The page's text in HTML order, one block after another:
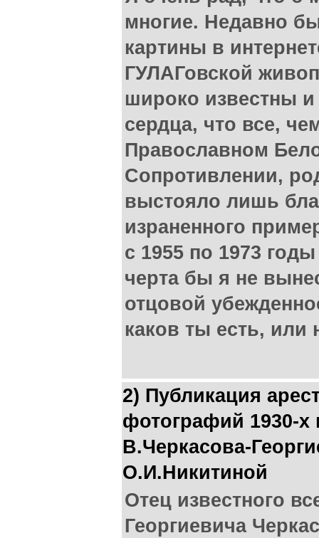
многие. Недавно
картины в
ГУЛАГовской
широко известны и
сердца, что все,
Православном
Сопротивлении,
выстояло лишь
израненного
с 1955 по 1973
черта бы я не
отцовой
каков ты есть, или
2) Публикация
фотографий 1930-х
В.Черкасова-
О.И.Никитиной
Отец известного
Георгиевича